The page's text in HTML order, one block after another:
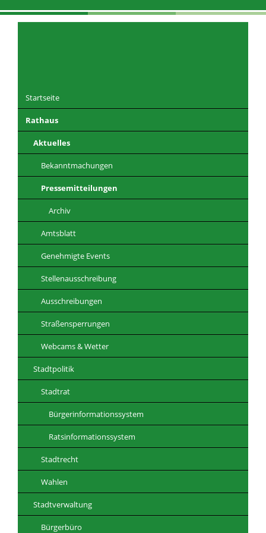
DE EN CZ PL
Startseite
Rathaus
Aktuelles
Bekanntmachungen
Pressemitteilungen
Archiv
Amtsblatt
Genehmigte Events
Stellenausschreibung
Ausschreibungen
Straßensperrungen
Webcams & Wetter
Stadtpolitik
Stadtrat
Bürgerinformationssystem
Ratsinformationssystem
Stadtrecht
Wahlen
Stadtverwaltung
Bürgerbüro